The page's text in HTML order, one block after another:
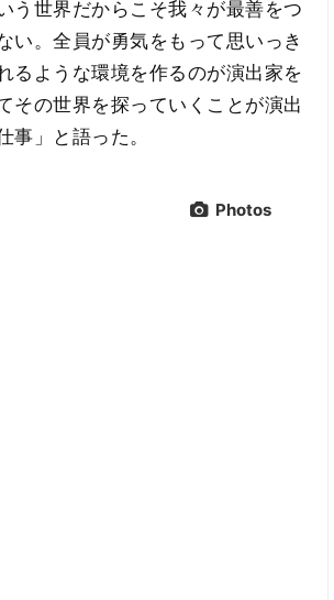
う世界だからこそ我々が最善をつ
い。全員が勇気をもって思いっき
るような環境を作るのが演出家を
その世界を探っていくことが演出
事」と語った。
Photos